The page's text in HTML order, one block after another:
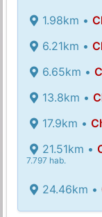
1.98km •
6.21km •
6.65km •
13.8km •
17.9km •
21.51km •
7.797 hab.
24.46km •